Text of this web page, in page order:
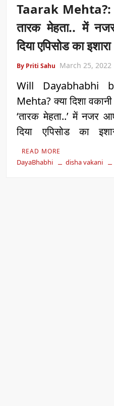
Taarak Mehta?:
तारक मेहता.. में
दिया एपिसोड का इशारा
By Priti Sahu March 25, 2022
Will Dayabhabhi
Mehta? क्या दिशा
‘तारक मेहता..’ में नजर
दिया एपिसोड का
READ MORE
DayaBhabhi disha vakani